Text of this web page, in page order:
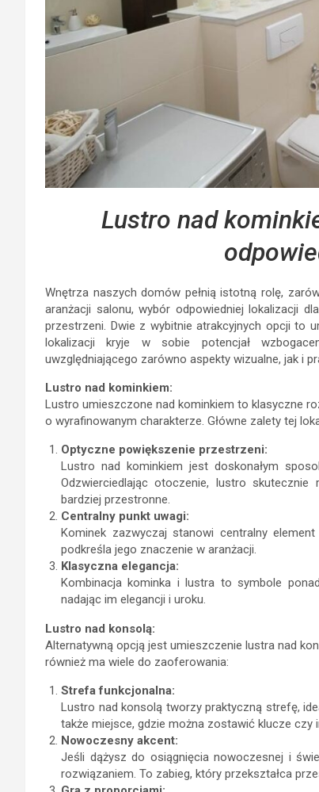
Lustro nad
Wnętrza naszych domów pełnią istotną rolę,
aranżacji salonu, wybór odpowiedniej lokalizacji
przestrzeni. Dwie z wybitnie atrakcyjnych opcji to
lokalizacji kryje w sobie potencjał
uwzględniającego zarówno aspekty wizualne, jak i
Lustro nad kominkiem:
Lustro umieszczone nad kominkiem to klasyczne
o wyrafinowanym charakterze. Główne zalety tej
Optyczne powiększenie przestrzeni:
Lustro nad kominkiem jest doskonałym
Odzwierciedlając otoczenie, lustro
bardziej przestronne.
Centralny punkt uwagi:
Kominek zazwyczaj stanowi centralny
podkreśla jego znaczenie w aranżacji.
Klasyczna elegancja:
Kombinacja kominka i lustra to symbole
nadając im elegancji i uroku.
Lustro nad konsolą:
Alternatywną opcją jest umieszczenie lustra nad
również ma wiele do zaoferowania:
Strefa funkcjonalna:
Lustro nad konsolą tworzy praktyczną strefę,
także miejsce, gdzie można zostawić klucze czy
Nowoczesny akcent:
Jeśli dążysz do osiągnięcia nowoczesnej i
rozwiązaniem. To zabieg, który przekształca